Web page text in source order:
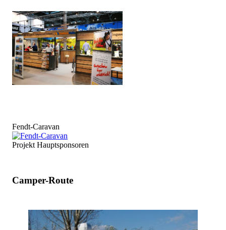
Fendt-Caravan
Projekt Hauptsponsoren
Camper-Route